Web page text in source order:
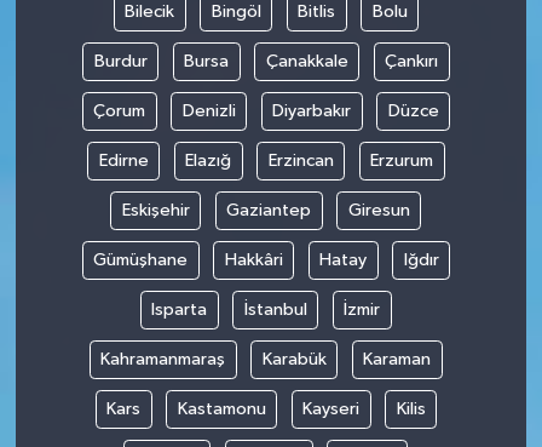
Bilecik Bingöl Bitlis Bolu
Burdur Bursa Çanakkale Çankırı
Çorum Denizli Diyarbakır Düzce
Edirne Elazığ Erzincan Erzurum
Eskişehir Gaziantep Giresun
Gümüşhane Hakkâri Hatay Iğdır
Isparta İstanbul İzmir
Kahramanmaraş Karabük Karaman
Kars Kastamonu Kayseri Kilis